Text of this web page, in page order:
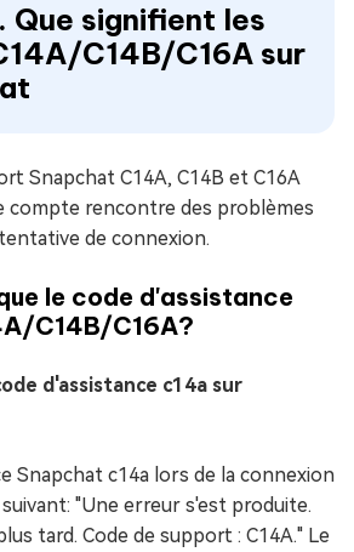
Que signifient les
C14B/C16A sur
Snapchat C14A, C14B et C16A
compte rencontre des problèmes
de connexion.
le code d'assistance
C14B/C16A?
d'assistance c14a sur
Snapchat c14a lors de la connexion
"Une erreur s'est produite.
tard. Code de support : C14A." Le